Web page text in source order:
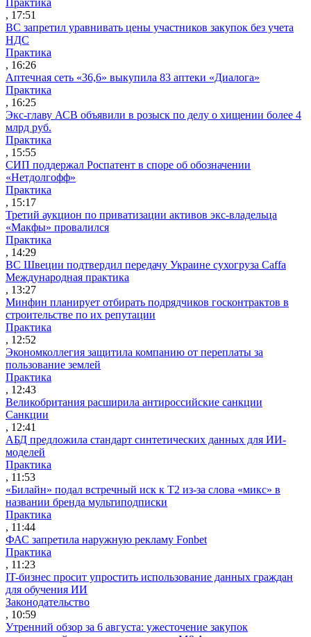
, 17:51
ВС запретил уравнивать цены участников закупок без учета
НДС
Практика
, 16:26
Аптечная сеть «36,6» выкупила 83 аптеки «Диалога»
Практика
, 16:25
Экс-главу АСВ объявили в розыск по делу о хищении более 4
млрд руб.
Практика
, 15:55
СИП поддержал Роспатент в споре об обозначении
«Нетдолгофф»
Практика
, 15:17
Третий аукцион по приватизации активов экс-владельца
«Макфы» провалился
Практика
, 14:29
ВС Швеции подтвердил передачу Украине сухогруза Caffa
Международная практика
, 13:27
Минфин планирует отбирать подрядчиков госконтрактов в
строительстве по их репутации
Практика
, 12:52
Экономколлегия защитила компанию от переплаты за
пользование землей
Практика
, 12:43
Великобритания расширила антироссийские санкции
Санкции
, 12:41
АБД предложила стандарт синтетических данных для ИИ-
моделей
Практика
, 11:53
«Билайн» подал встречный иск к Т2 из-за слова «микс» в
названии бренда мультиподписки
Практика
, 11:44
ФАС запретила наружную рекламу Fonbet
Практика
, 11:23
IT-бизнес просит упростить использование данных граждан
для обучения ИИ
Законодательство
, 10:59
Утренний обзор за 6 августа: ужесточение закупок